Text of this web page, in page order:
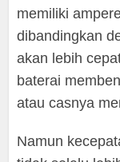
memiliki
dibandingkan
akan lebih
baterai
atau casnya
Namun